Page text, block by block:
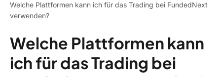
Welche Plattformen kann ich für das Trading bei FundedNext
verwenden?
Welche Plattformen kann
ich für das Trading bei